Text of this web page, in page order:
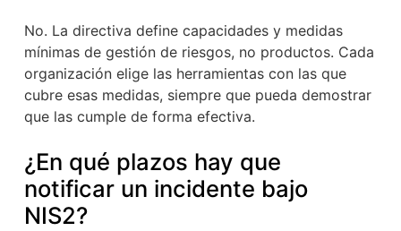
No. La directiva define capacidades y medidas
mínimas de gestión de riesgos, no productos. Cada
organización elige las herramientas con las que
cubre esas medidas, siempre que pueda demostrar
que las cumple de forma efectiva.
¿En qué plazos hay que
notificar un incidente bajo
NIS2?